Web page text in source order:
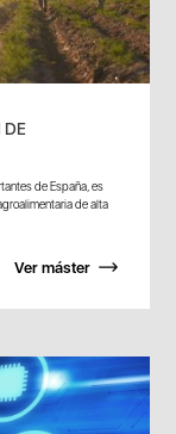
DE
de España, es
de alta
Ver máster